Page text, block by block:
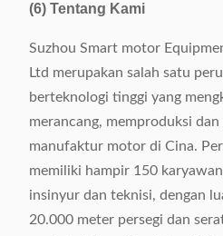
(6) Tentang Kami
Suzhou Smart motor
Ltd merupakan salah satu
berteknologi tinggi yang
merancang, memproduksi
manufaktur motor di Cina.
memiliki hampir 150
insinyur dan teknisi, dengan
20.000 meter persegi dan